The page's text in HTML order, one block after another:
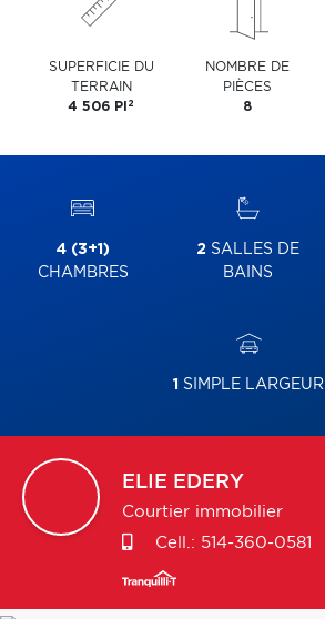
SUPERFICIE DU
TERRAIN
4 506 PI 2
NOMBRE DE
PIÈCES
8
4 (3+1)
CHAMBRES
2 SALLES DE
BAINS
1 SIMPLE LARGEUR
ELIE EDERY
Courtier immobilier
Cell.: 514-360-0581